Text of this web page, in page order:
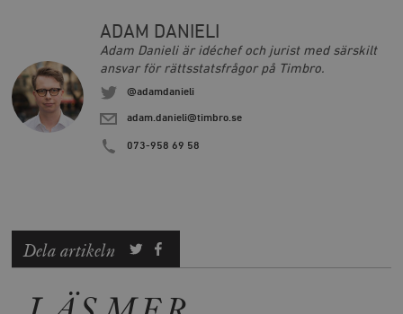
ADAM DANIELI
Adam Danieli är idéchef och jurist med särskilt
ansvar för rättsstatsfrågor på Timbro.
@adamdanieli
adam.danieli@timbro.se
073-958 69 58
Dela artikeln